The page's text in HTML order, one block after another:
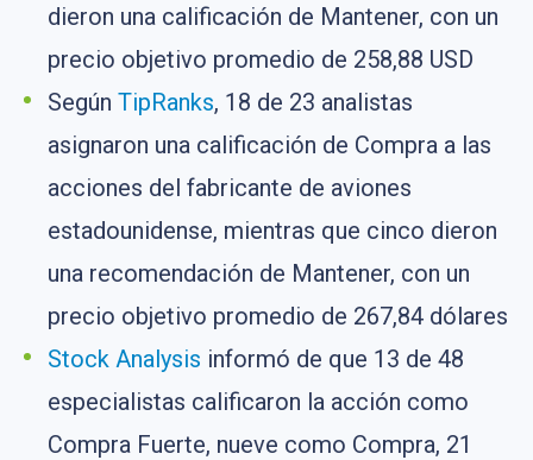
dieron una calificación de Mantener, con un
precio objetivo promedio de 258,88 USD
Según TipRanks, 18 de 23 analistas
asignaron una calificación de Compra a las
acciones del fabricante de aviones
estadounidense, mientras que cinco dieron
una recomendación de Mantener, con un
precio objetivo promedio de 267,84 dólares
Stock Analysis informó de que 13 de 48
especialistas calificaron la acción como
Compra Fuerte, nueve como Compra, 21